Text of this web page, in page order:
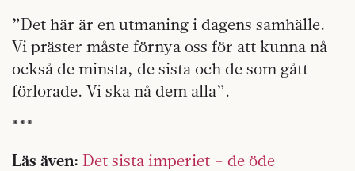
”Det här är en utmaning i dagens samhälle.
Vi präster måste förnya oss för att kunna nå
också de minsta, de sista och de som gått
förlorade. Vi ska nå dem alla”.
***
Läs även: Det sista imperiet – de öde